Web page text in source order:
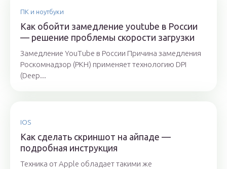
ПК и ноутбуки
Как обойти замедление youtube в России
— решение проблемы скорости загрузки
Замедление YouTube в России Причина замедления
Роскомнадзор (РКН) применяет технологию DPI
(Deep...
IOS
Как сделать скриншот на айпаде —
подробная инструкция
Техника от Apple обладает такими же